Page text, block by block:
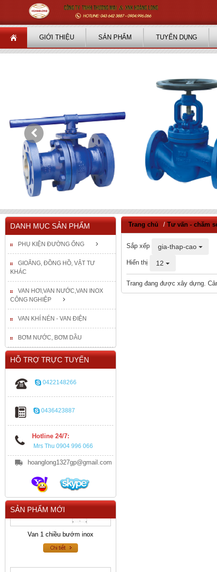
GIỚI THIỆU SẢN PHẨM TUYỂN DỤNG
DANH MỤC SẢN PHẨM
PHỤ KIỆN ĐƯỜNG ỐNG
GIOĂNG, ĐỒNG HỒ, VẬT TƯ
KHÁC
VAN HƠI,VAN NƯỚC,VAN INOX
CÔNG NGHIỆP
VAN KHÍ NÉN - VAN ĐIỆN
BƠM NƯỚC, BƠM DẦU
HỖ TRỢ TRỰC TUYẾN
0422148266
0436423887
Hotline 24/7:
Mrs Thu 0904 996 066
hoanglong1327gp@gmail.com
SẢN PHẨM MỚI
Van 1 chiều bướm inox
Trang chủ / Tư vấn - chăm
Sắp xếp gia-thap-cao
Hiển thị 12
Trang đang được xây dựng.